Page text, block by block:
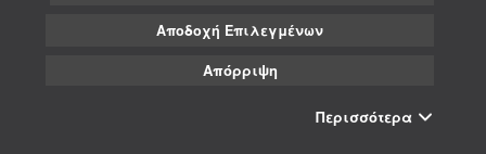
Αποδοχή Επιλεγμένων
Απόρριψη
Περισσότερα